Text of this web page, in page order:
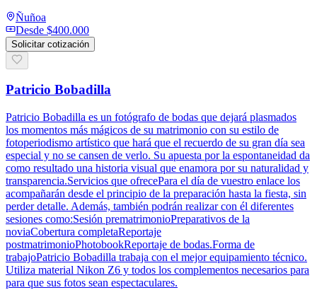
Ñuñoa
Desde $400.000
Solicitar cotización
Patricio Bobadilla
Patricio Bobadilla es un fotógrafo de bodas que dejará plasmados
los momentos más mágicos de su matrimonio con su estilo de
fotoperiodismo artístico que hará que el recuerdo de su gran día sea
especial y no se cansen de verlo. Su apuesta por la espontaneidad da
como resultado una historia visual que enamora por su naturalidad y
transparencia.Servicios que ofrecePara el día de vuestro enlace los
acompañarán desde el principio de la preparación hasta la fiesta, sin
perder detalle. Además, también podrán realizar con él diferentes
sesiones como:Sesión prematrimonioPreparativos de la
noviaCobertura completaReportaje
postmatrimonioPhotobookReportaje de bodas.Forma de
trabajoPatricio Bobadilla trabaja con el mejor equipamiento técnico.
Utiliza material Nikon Z6 y todos los complementos necesarios para
para que sus fotos sean espectaculares.